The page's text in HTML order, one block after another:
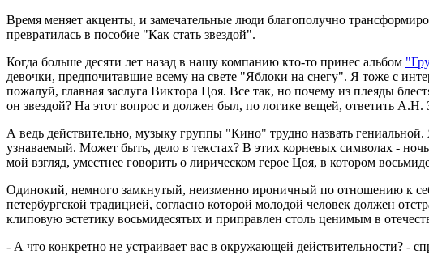
Время меняет акценты, и замечательные люди благополучно
превратилась в пособие "Как стать звездой".
Когда больше десяти лет назад в нашу компанию кто-то принес альбом
девочки, предпочитавшие всему на свете "Яблоки на снегу". Я тоже с
пожалуй, главная заслуга Виктора Цоя. Все так, но почему из плеяды
он звездой? На этот вопрос и должен был, по логике вещей, ответить
А ведь действительно, музыку группы "Кино" трудно назвать
узнаваемый. Может быть, дело в текстах? В этих корневых символах -
мой взгляд, уместнее говорить о лирическом герое Цоя, в котором
Одинокий, немного замкнутый, неизменно ироничный по отношению к
петербургской традицией, согласно которой молодой человек должен
клиповую эстетику восьмидесятых и приправлен столь ценимым в
- А что конкретно не устраивает вас в окружающей действительности? -